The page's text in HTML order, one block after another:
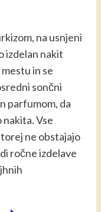
na usnjeni
izdelan nakit
in se
sončni
parfumom, da
Vse
ne obstajajo
ročne izdelave